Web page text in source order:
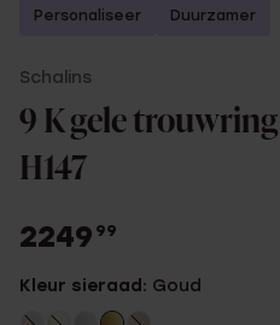
Personaliseer Duurzamer
Schalins
9 K gele
H147
2249 99
Kleur sieraad: Goud